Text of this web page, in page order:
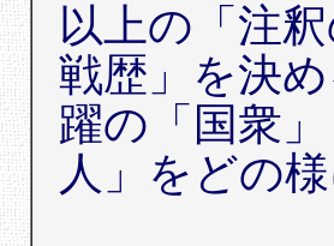
以上の「注
戦歴」を決
躍の「国衆
人」をどの